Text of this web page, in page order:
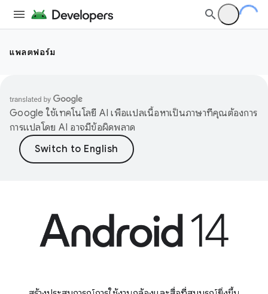
แพลตฟอร์ม
Google ใช้เทคโนโลยี AI เพื่อแปลเนื้อหาเป็นภาษาที่คุณต้องการ
การแปลโดย AI อาจมีข้อผิดพลาด